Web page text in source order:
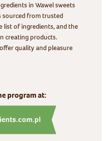
in Wawel sweets
sourced from trusted
list of ingredients, and the
creating products.
quality and pleasure
program at: